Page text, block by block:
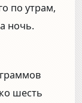
по утрам,
ночь.
шесть